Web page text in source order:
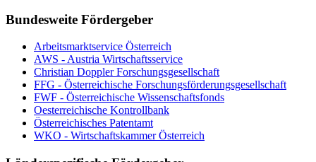
Bundesweite Fördergeber
Arbeitsmarktservice Österreich
AWS - Austria Wirtschaftsservice
Christian Doppler Forschungsgesellschaft
FFG - Österreichische Forschungs­förderungs­gesellschaft
FWF - Österreichische Wissenschaftsfonds
Oesterreichische Kontrollbank
Österreichisches Patentamt
WKO - Wirtschaftskammer Österreich